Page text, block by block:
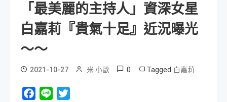
「最美麗的主持人」資深女星
白嘉莉『貴氣十足』近況曝光
～～
2021-10-27 米 小歐 0 Tagged 白嘉莉
Facebook
Line